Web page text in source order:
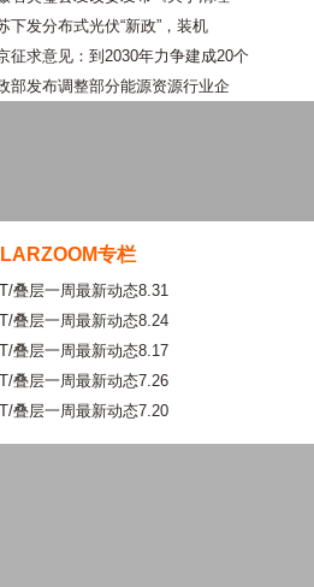
下发分布式光伏“新政”，装机
征求意见：到2030年力争建成20个
部发布调整部分能源资源行业企
专栏
叠层一周最新动态8.31
叠层一周最新动态8.24
叠层一周最新动态8.17
叠层一周最新动态7.26
叠层一周最新动态7.20